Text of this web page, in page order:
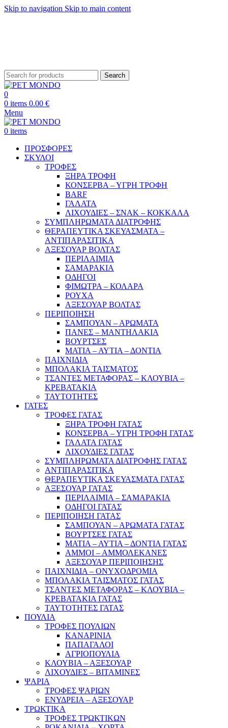
Skip to navigation Skip to main content
Search
0
0 items 0.00 €
Menu
0 items
ΠΡΟΣΦΟΡΕΣ
ΣΚΥΛΟΙ
ΤΡΟΦΕΣ
ΞΗΡΑ ΤΡΟΦΗ
ΚΟΝΣΕΡΒΑ – ΥΓΡΗ ΤΡΟΦΗ
BARF
ΓΑΛΑΤΑ
ΛΙΧΟΥΔΙΕΣ – ΣΝΑΚ – ΚΟΚΚΑΛΑ
ΣΥΜΠΛΗΡΩΜΑΤΑ ΔΙΑΤΡΟΦΗΣ
ΘΕΡΑΠΕΥΤΙΚΑ ΣΚΕΥΑΣΜΑΤΑ –
ΑΝΤΙΠΑΡΑΣΙΤΙΚΑ
ΑΞΕΣΟΥΑΡ ΒΟΛΤΑΣ
ΠΕΡΙΛΑΙΜΙΑ
ΣΑΜΑΡΑΚΙΑ
ΟΔΗΓΟΙ
ΦΙΜΩΤΡΑ – ΚΟΛΑΡΑ
ΡΟΥΧΑ
ΑΞΕΣΟΥΑΡ ΒΟΛΤΑΣ
ΠΕΡΙΠΟΙΗΣΗ
ΣΑΜΠΟΥΑΝ – ΑΡΩΜΑΤΑ
ΠΑΝΕΣ – ΜΑΝΤΗΛΑΚΙΑ
ΒΟΥΡΤΣΕΣ
ΜΑΤΙΑ – ΑΥΤΙΑ – ΔΟΝΤΙΑ
ΠΑΙΧΝΙΔΙΑ
ΜΠΟΛΑΚΙΑ ΤΑΙΣΜΑΤΟΣ
ΤΣΑΝΤΕΣ ΜΕΤΑΦΟΡΑΣ – ΚΛΟΥΒΙΑ –
ΚΡΕΒΑΤΑΚΙΑ
ΤΑΥΤΟΤΗΤΕΣ
ΓΑΤΕΣ
ΤΡΟΦΕΣ ΓΑΤΑΣ
ΞΗΡΑ ΤΡΟΦΗ ΓΑΤΑΣ
ΚΟΝΣΕΡΒΑ – ΥΓΡΗ ΤΡΟΦΗ ΓΑΤΑΣ
ΓΑΛΑΤΑ ΓΑΤΑΣ
ΛΙΧΟΥΔΙΕΣ ΓΑΤΑΣ
ΣΥΜΠΛΗΡΩΜΑΤΑ ΔΙΑΤΡΟΦΗΣ ΓΑΤΑΣ
ΑΝΤΙΠΑΡΑΣΙΤΙΚΑ
ΘΕΡΑΠΕΥΤΙΚΑ ΣΚΕΥΑΣΜΑΤΑ ΓΑΤΑΣ
ΑΞΕΣΟΥΑΡ ΓΑΤΑΣ
ΠΕΡΙΛΑΙΜΙΑ – ΣΑΜΑΡΑΚΙΑ
ΟΔΗΓΟΙ ΓΑΤΑΣ
ΠΕΡΙΠΟΙΗΣΗ ΓΑΤΑΣ
ΣΑΜΠΟΥΑΝ – ΑΡΩΜΑΤΑ ΓΑΤΑΣ
ΒΟΥΡΤΣΕΣ ΓΑΤΑΣ
ΜΑΤΙΑ – ΑΥΤΙΑ – ΔΟΝΤΙΑ ΓΑΤΑΣ
ΑΜΜΟΙ – ΑΜΜΟΛΕΚΑΝΕΣ
ΑΞΕΣΟΥΑΡ ΠΕΡΙΠΟΙΗΣΗΣ
ΠΑΙΧΝΙΔΙΑ – ΟΝΥΧΟΔΡΟΜΙΑ
ΜΠΟΛΑΚΙΑ ΤΑΙΣΜΑΤΟΣ ΓΑΤΑΣ
ΤΣΑΝΤΕΣ ΜΕΤΑΦΟΡΑΣ – ΚΛΟΥΒΙΑ –
ΚΡΕΒΑΤΑΚΙΑ ΓΑΤΑΣ
ΤΑΥΤΟΤΗΤΕΣ ΓΑΤΑΣ
ΠΟΥΛΙΑ
ΤΡΟΦΕΣ ΠΟΥΛΙΩΝ
ΚΑΝΑΡΙΝΙΑ
ΠΑΠΑΓΑΛΟΙ
ΑΓΡΙΟΠΟΥΛΙΑ
ΚΛΟΥΒΙΑ – ΑΞΕΣΟΥΑΡ
ΛΙΧΟΥΔΙΕΣ – ΒΙΤΑΜΙΝΕΣ
ΨΑΡΙΑ
ΤΡΟΦΕΣ ΨΑΡΙΩΝ
ΕΝΥΔΡΕΙΑ – ΑΞΕΣΟΥΑΡ
ΤΡΩΚΤΙΚΑ
ΤΡΟΦΕΣ ΤΡΩΚΤΙΚΩΝ